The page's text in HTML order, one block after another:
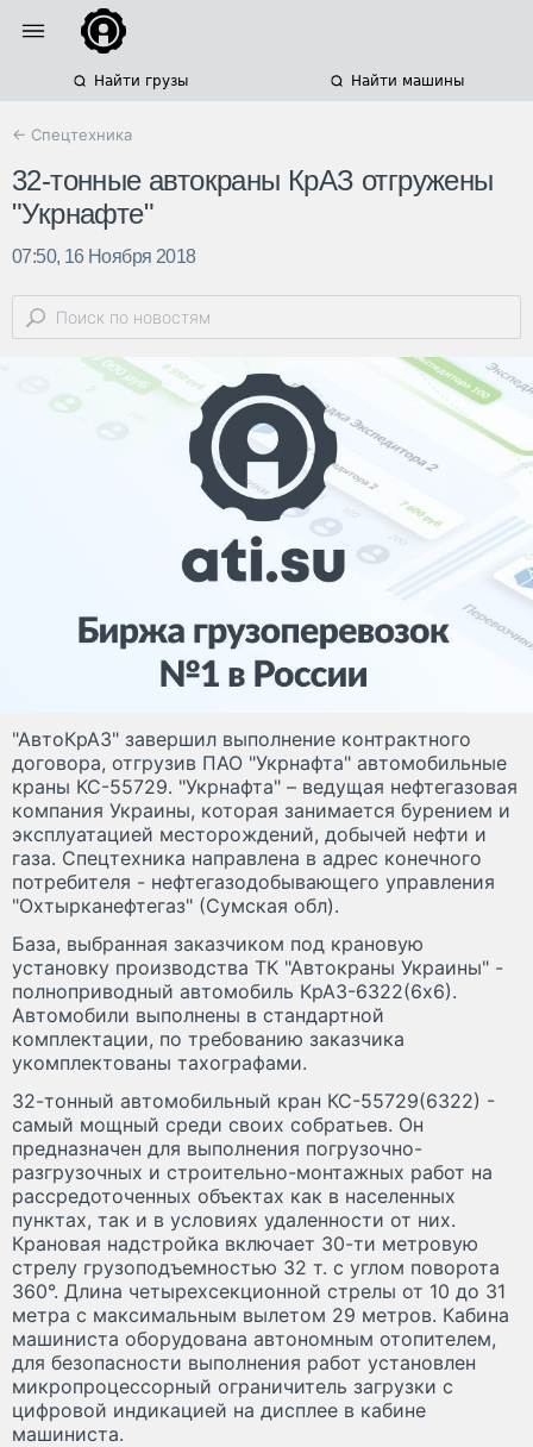
Найти грузы Найти машины
← Спецтехника
32-тонные автокраны КрАЗ отгружены
"Укрнафте"
07:50, 16 Ноября 2018
"АвтоКрАЗ" завершил выполнение контрактного
договора, отгрузив ПАО "Укрнафта" автомобильные
краны КС-55729. "Укрнафта" – ведущая нефтегазовая
компания Украины, которая занимается бурением и
эксплуатацией месторождений, добычей нефти и
газа. Спецтехника направлена в адрес конечного
потребителя - нефтегазодобывающего управления
"Охтырканефтегаз" (Сумская обл).
База, выбранная заказчиком под крановую
установку производства ТК "Автокраны Украины" -
полноприводный автомобиль КрАЗ-6322(6х6).
Автомобили выполнены в стандартной
комплектации, по требованию заказчика
укомплектованы тахографами.
32-тонный автомобильный кран КС-55729(6322) -
самый мощный среди своих собратьев. Он
предназначен для выполнения погрузочно-
разгрузочных и строительно-монтажных работ на
рассредоточенных объектах как в населенных
пунктах, так и в условиях удаленности от них.
Крановая надстройка включает 30-ти метровую
стрелу грузоподъемностью 32 т. с углом поворота
360°. Длина четырехсекционной стрелы от 10 до 31
метра с максимальным вылетом 29 метров. Кабина
машиниста оборудована автономным отопителем,
для безопасности выполнения работ установлен
микропроцессорный ограничитель загрузки с
цифровой индикацией на дисплее в кабине
машиниста.